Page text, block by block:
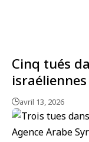
Cinq tués
avril 13, 2026